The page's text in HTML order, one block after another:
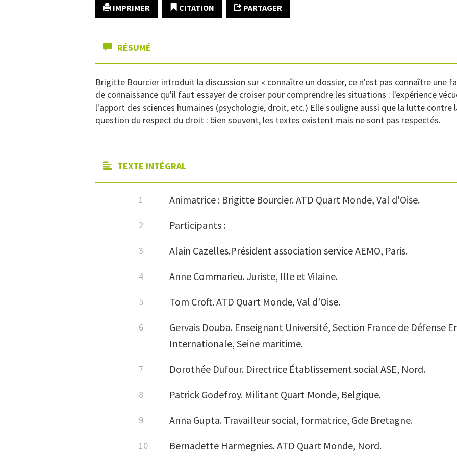
IMPRIMER CITATION PARTAGER
RÉSUMÉ
Brigitte Bourcier introduit la discussion sur « connaître un dossier, ce n'est pas connaître une
de connaissance qu'il faut essayer de croiser pour comprendre les situations : l'expérience
l'apport des sciences humaines (psychologie, droit, etc.) Elle souligne aussi que la lutte contre
question du respect du droit : bien souvent, les textes existent mais ne sont pas respectés.
TEXTE INTÉGRAL
Animatrice : Brigitte Bourcier. ATD Quart Monde, Val d'Oise.
Participants :
Alain Cazelles.Président association service AEMO, Paris.
Anne Commarieu. Juriste, Ille et Vilaine.
Tom Croft. ATD Quart Monde, Val d'Oise.
Gervais Douba. Enseignant Université, Section France de Défense
Internationale, Seine maritime.
Dorothée Dufour. Directrice Établissement social ASE, Nord.
Patrick Godefroy. Militant Quart Monde, Belgique.
Anna Gupta. Travailleur social, formatrice, Gde Bretagne.
Bernadette Harmegnies. ATD Quart Monde, Nord.